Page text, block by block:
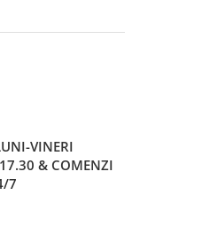
VINERI
& COMENZI
7